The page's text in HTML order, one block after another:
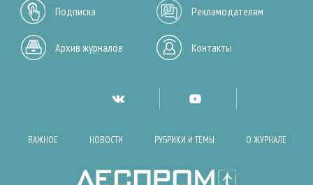
Подписка Рекламодателям
Архив журналов Контакты
ВАЖНОЕ НОВОСТИ РУБРИКИ И ТЕМЫ О ЖУРНАЛЕ